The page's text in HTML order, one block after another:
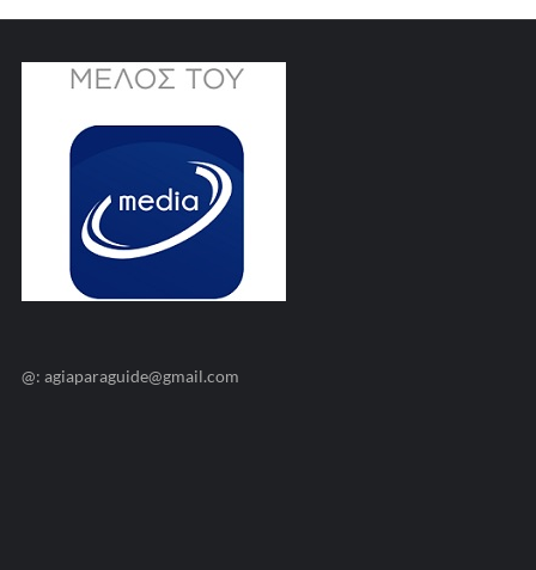
@: agiaparaguide@gmail.com